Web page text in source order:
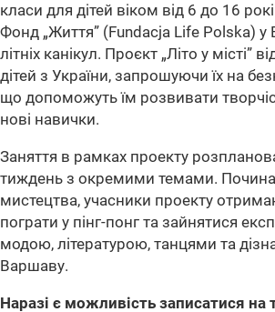
класи для дітей віком від 6 до 16
Фонд „Життя” (Fundacja Life Polska) у
літніх канікул. Проєкт „Літо у місті”
дітей з України, запрошуючи їх на
що допоможуть їм розвивати
нові навички.
Заняття в рамках проекту
тиждень з окремими темами.
мистецтва, учасники проекту
пограти у пінг-понг та зайнятися
модою, літературою, танцями та
Варшаву.
Наразі є можливість записатися на